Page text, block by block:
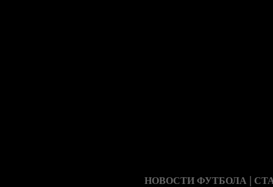
НОВОСТИ ФУТБОЛА |